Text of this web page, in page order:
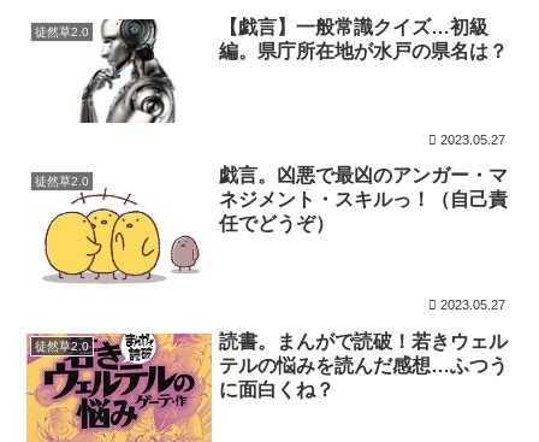
徒然草2.0
【戯言】一般常識クイズ…初級
編。県庁所在地が水戸の県名は？
2023.05.27
徒然草2.0
戯言。凶悪で最凶のアンガー・マ
ネジメント・スキルっ！（自己責
任でどうぞ）
2023.05.27
徒然草2.0
読書。まんがで読破！若きウェル
テルの悩みを読んだ感想…ふつう
に面白くね？